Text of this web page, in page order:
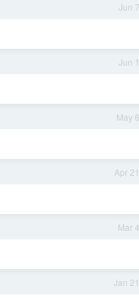
Jun 7
Jun 1
May 6
Apr 21
Mar 4
Jan 21